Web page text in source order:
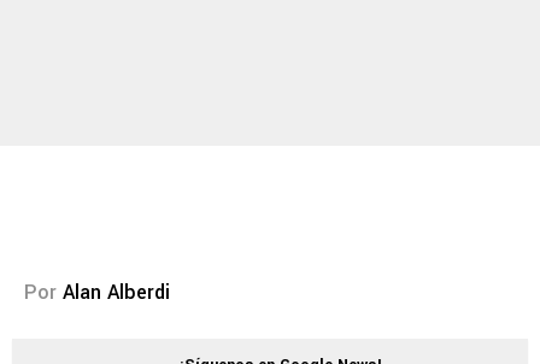
Por Alan Alberdi